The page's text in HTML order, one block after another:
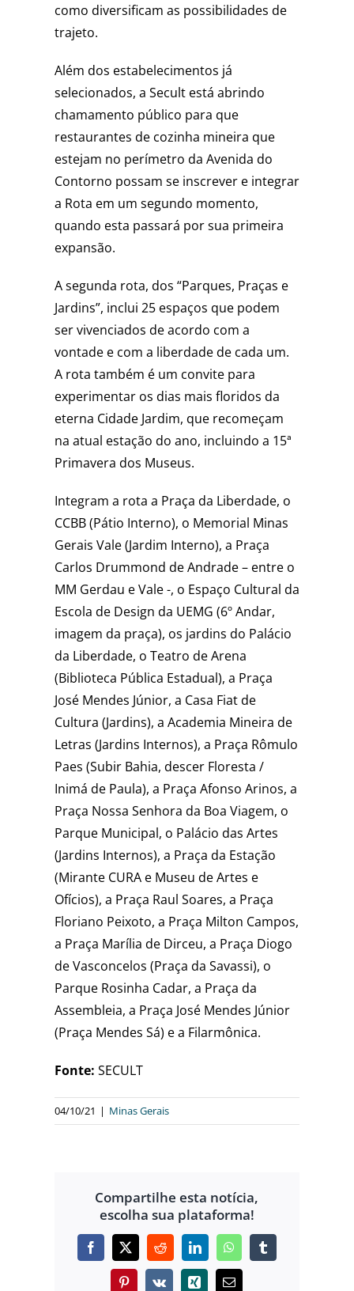
como diversificam as possibilidades de
trajeto.
Além dos estabelecimentos já
selecionados, a Secult está abrindo
chamamento público para que
restaurantes de cozinha mineira que
estejam no perímetro da Avenida do
Contorno possam se inscrever e integrar
a Rota em um segundo momento,
quando esta passará por sua primeira
expansão.
A segunda rota, dos “Parques, Praças e
Jardins”, inclui 25 espaços que podem
ser vivenciados de acordo com a
vontade e com a liberdade de cada um.
A rota também é um convite para
experimentar os dias mais floridos da
eterna Cidade Jardim, que recomeçam
na atual estação do ano, incluindo a 15ª
Primavera dos Museus.
Integram a rota a Praça da Liberdade, o
CCBB (Pátio Interno), o Memorial Minas
Gerais Vale (Jardim Interno), a Praça
Carlos Drummond de Andrade – entre o
MM Gerdau e Vale -, o Espaço Cultural da
Escola de Design da UEMG (6º Andar,
imagem da praça), os jardins do Palácio
da Liberdade, o Teatro de Arena
(Biblioteca Pública Estadual), a Praça
José Mendes Júnior, a Casa Fiat de
Cultura (Jardins), a Academia Mineira de
Letras (Jardins Internos), a Praça Rômulo
Paes (Subir Bahia, descer Floresta /
Inimá de Paula), a Praça Afonso Arinos, a
Praça Nossa Senhora da Boa Viagem, o
Parque Municipal, o Palácio das Artes
(Jardins Internos), a Praça da Estação
(Mirante CURA e Museu de Artes e
Ofícios), a Praça Raul Soares, a Praça
Floriano Peixoto, a Praça Milton Campos,
a Praça Marília de Dirceu, a Praça Diogo
de Vasconcelos (Praça da Savassi), o
Parque Rosinha Cadar, a Praça da
Assembleia, a Praça José Mendes Júnior
(Praça Mendes Sá) e a Filarmônica.
Fonte: SECULT
04/10/21 | Minas Gerais
Compartilhe esta notícia,
escolha sua plataforma!
Facebook
X RedditLinkedInWhatsAppTumblr
Pinterest
Vk Xing
E-